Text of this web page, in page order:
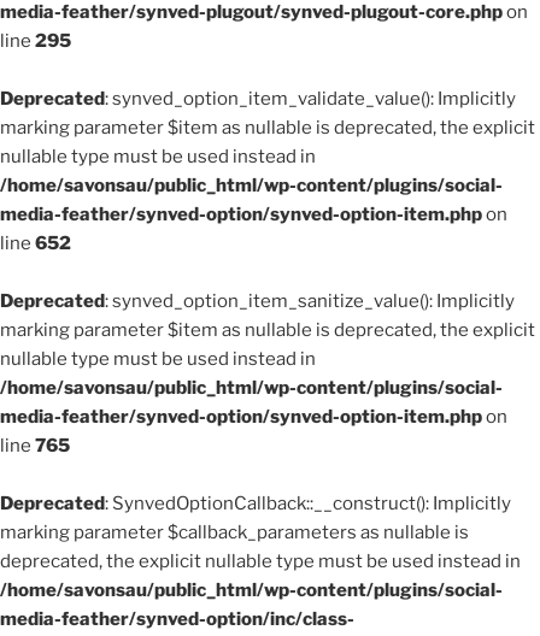
media-feather/synved-plugout/synved-plugout-core.phpon
line 295
Deprecated: synved_option_item_validate_value(): Implicitly
marking parameter $item as nullable is deprecated, the explicit
nullable type must be used instead in
/home/savonsau/public_html/wp-content/plugins/social-
media-feather/synved-option/synved-option-item.phpon
line 652
Deprecated: synved_option_item_sanitize_value(): Implicitly
marking parameter $item as nullable is deprecated, the explicit
nullable type must be used instead in
/home/savonsau/public_html/wp-content/plugins/social-
media-feather/synved-option/synved-option-item.phpon
line 765
Deprecated: SynvedOptionCallback::__construct(): Implicitly
marking parameter $callback_parameters as nullable is
deprecated, the explicit nullable type must be used instead in
/home/savonsau/public_html/wp-content/plugins/social-
media-feather/synved-option/inc/class-